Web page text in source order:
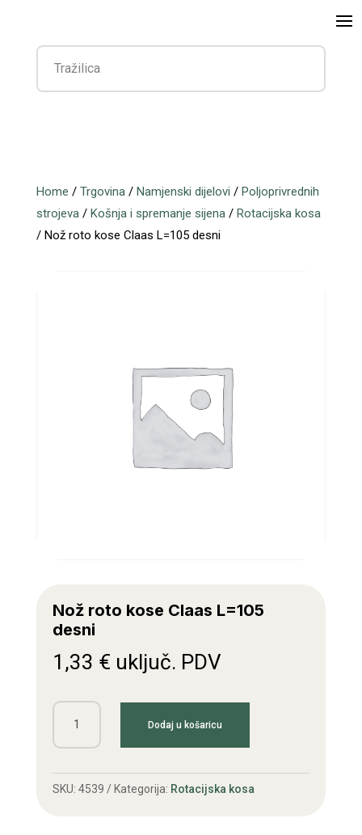
Home / Trgovina/ Namjenski dijelovi / Poljoprivrednih
strojeva/ Košnja i spremanje sijena/ Rotacijska kosa
/ Nož roto kose Claas L=105 desni
Nož roto kose Claas L=105
desni
1,33 € uključ. PDV
Nož
Claas
Dodaj u košaricu
SKU: 4539 Kategorija: Rotacijska kosa